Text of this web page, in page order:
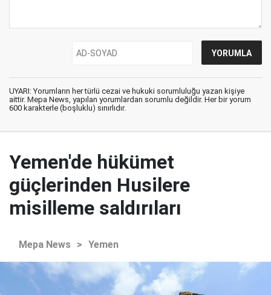
UYARI: Yorumların her türlü cezai ve hukuki sorumluluğu yazan kişiye
aittir. Mepa News, yapılan yorumlardan sorumlu değildir. Her bir yorum
600 karakterle (boşluklu) sınırlıdır.
Yemen'de hükümet
güçlerinden Husilere
misilleme saldırıları
Mepa News > Yemen